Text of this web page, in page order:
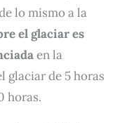
lo mismo a la
el glaciar es
en la
glaciar de 5 horas
horas.